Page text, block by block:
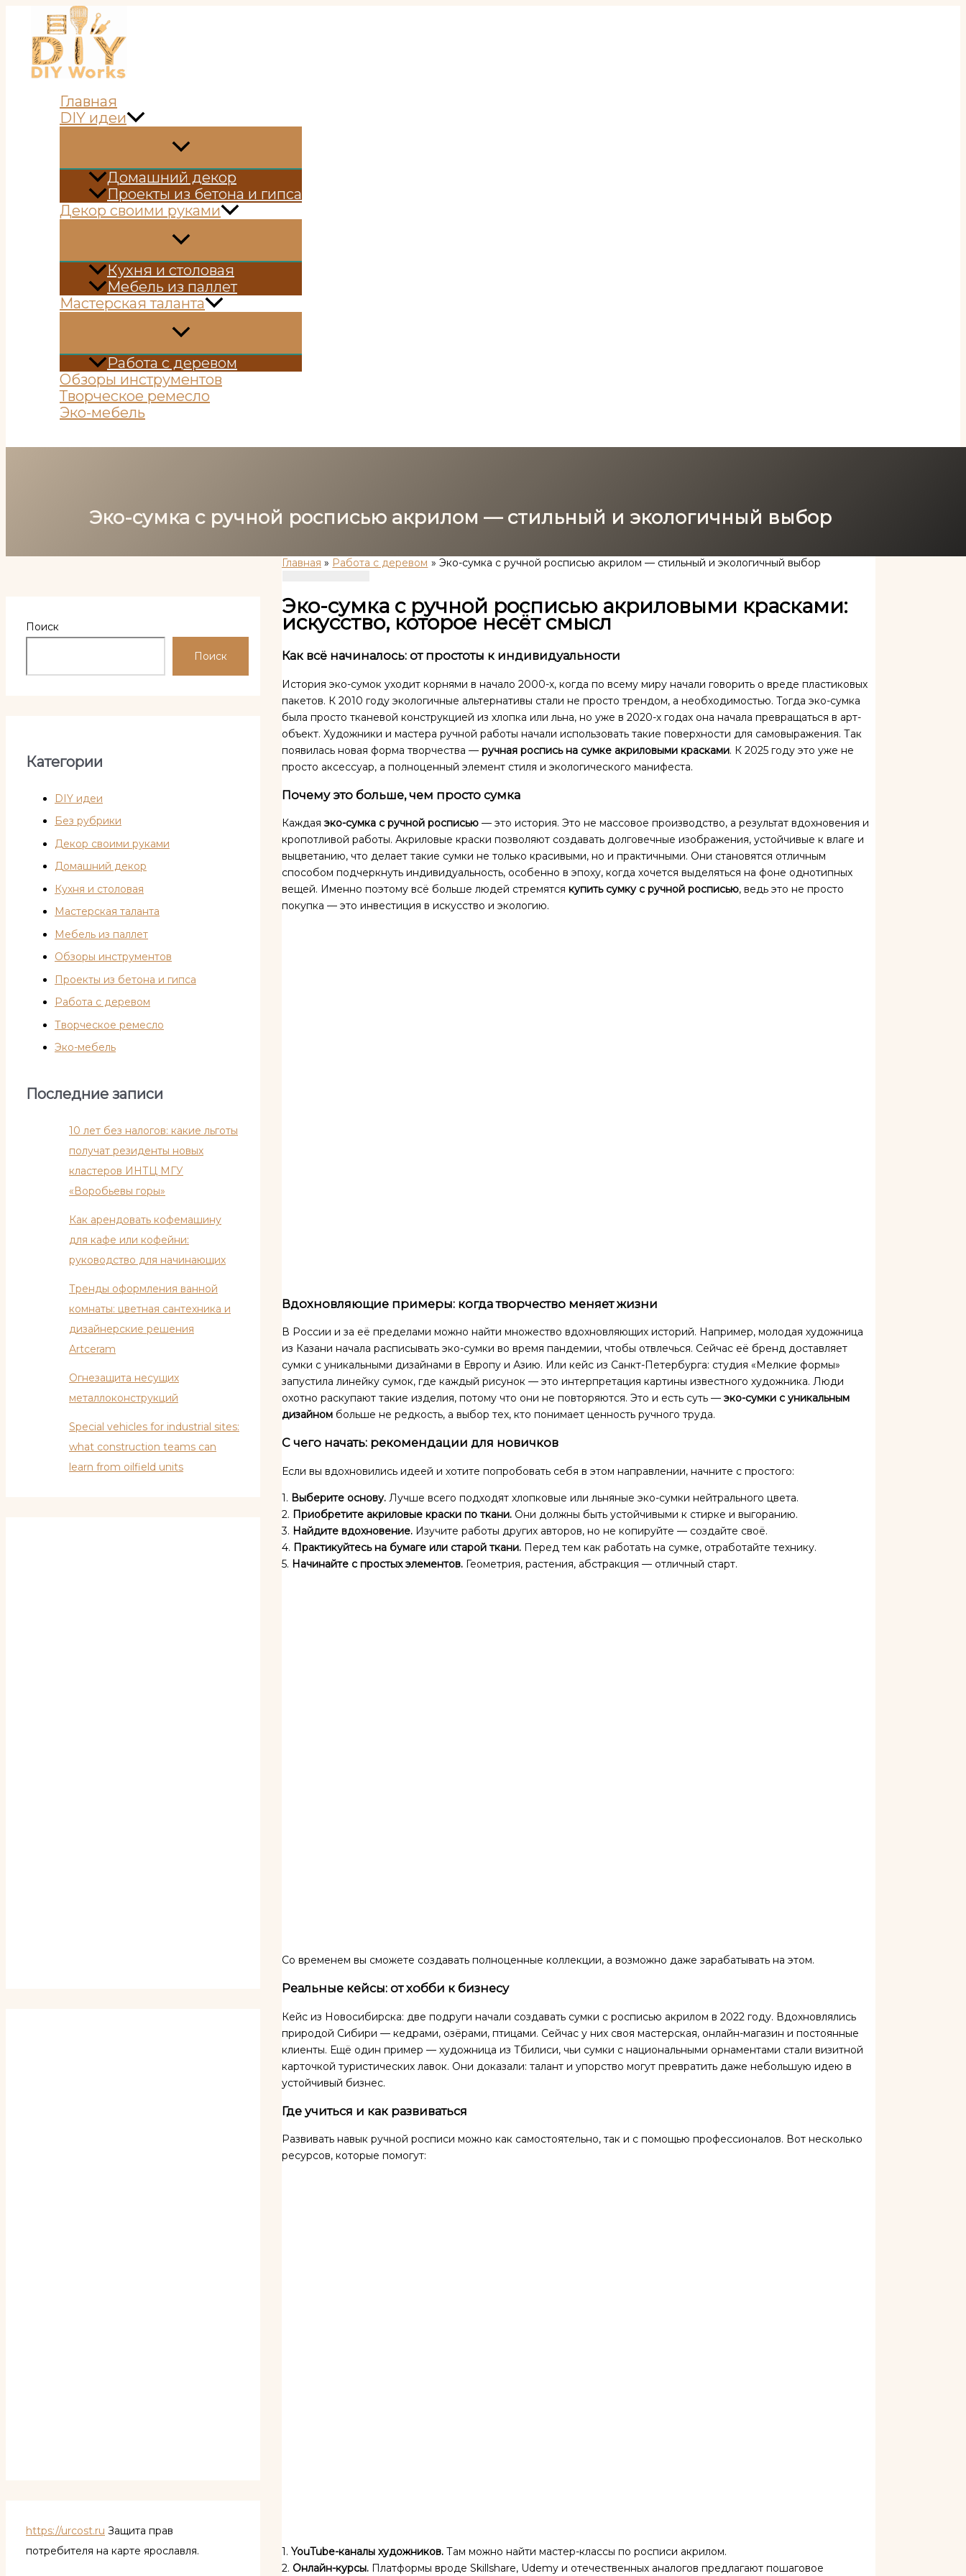
Перейти
содержимому
Главная
DIY идеи
Домашний декор
Проекты из бетона и гипса
Декор своими руками
Кухня и столовая
Мебель из паллет
Мастерская таланта
Работа с деревом
Обзоры инструментов
Творческое ремесло
Эко-мебель
Эко-сумка с ручной росписью акрилом — стильный и экологичный выбор
Поиск
Поиск
Категории
DIY идеи
Без рубрики
Декор своими руками
Домашний декор
Кухня и столовая
Мастерская таланта
Мебель из паллет
Обзоры инструментов
Проекты из бетона и гипса
Работа с деревом
Творческое ремесло
Эко-мебель
Последние записи
10 лет без налогов: какие льготы
получат резиденты новых
кластеров ИНТЦ МГУ
«Воробьевы горы»
Как арендовать кофемашину
для кафе или кофейни:
руководство для начинающих
Тренды оформления ванной
комнаты: цветная сантехника и
дизайнерские решения
Artceram
Огнезащита несущих
металлоконструкций
Special vehicles for industrial sites:
what construction teams can
learn from oilfield units
https://urcost.ru Защита прав
потребителя на карте ярославля.
Главная Работа с деревом Эко-сумка с ручной росписью акрилом — стильный и экологичный выбор
Эко-сумка с ручной росписью акриловыми красками:
искусство, которое несёт смысл
Как всё начиналось: от простоты к индивидуальности
История эко-сумок уходит корнями в начало 2000-х, когда по всему миру начали говорить о вреде пластиковых
пакетов. К 2010 году экологичные альтернативы стали не просто трендом, а необходимостью. Тогда эко-сумка
была просто тканевой конструкцией из хлопка или льна, но уже в 2020-х годах она начала превращаться в арт-
объект. Художники и мастера ручной работы начали использовать такие поверхности для самовыражения. Так
появилась новая форма творчества — ручная роспись на сумке акриловыми красками. К 2025 году это уже не
просто аксессуар, а полноценный элемент стиля и экологического манифеста.
Почему это больше, чем просто сумка
Каждая эко-сумка с ручной росписью — это история. Это не массовое производство, а результат вдохновения и
кропотливой работы. Акриловые краски позволяют создавать долговечные изображения, устойчивые к влаге и
выцветанию, что делает такие сумки не только красивыми, но и практичными. Они становятся отличным
способом подчеркнуть индивидуальность, особенно в эпоху, когда хочется выделяться на фоне однотипных
вещей. Именно поэтому всё больше людей стремятся купить сумку с ручной росписью, ведь это не просто
покупка — это инвестиция в искусство и экологию.
Вдохновляющие примеры: когда творчество меняет жизни
В России и за её пределами можно найти множество вдохновляющих историй. Например, молодая художница
из Казани начала расписывать эко-сумки во время пандемии, чтобы отвлечься. Сейчас её бренд доставляет
сумки с уникальными дизайнами в Европу и Азию. Или кейс из Санкт-Петербурга: студия «Мелкие формы»
запустила линейку сумок, где каждый рисунок — это интерпретация картины известного художника. Люди
охотно раскупают такие изделия, потому что они не повторяются. Это и есть суть — эко-сумки с уникальным
дизайном больше не редкость, а выбор тех, кто понимает ценность ручного труда.
С чего начать: рекомендации для новичков
Если вы вдохновились идеей и хотите попробовать себя в этом направлении, начните с простого:
1. Выберите основу. Лучше всего подходят хлопковые или льняные эко-сумки нейтрального цвета.
2. Приобретите акриловые краски по ткани. Они должны быть устойчивыми к стирке и выгоранию.
3. Найдите вдохновение. Изучите работы других авторов, но не копируйте — создайте своё.
4. Практикуйтесь на бумаге или старой ткани. Перед тем как работать на сумке, отработайте технику.
5. Начинайте с простых элементов. Геометрия, растения, абстракция — отличный старт.
Со временем вы сможете создавать полноценные коллекции, а возможно даже зарабатывать на этом.
Реальные кейсы: от хобби к бизнесу
Кейс из Новосибирска: две подруги начали создавать сумки с росписью акрилом в 2022 году. Вдохновлялись
природой Сибири — кедрами, озёрами, птицами. Сейчас у них своя мастерская, онлайн-магазин и постоянные
клиенты. Ещё один пример — художница из Тбилиси, чьи сумки с национальными орнаментами стали визитной
карточкой туристических лавок. Они доказали: талант и упорство могут превратить даже небольшую идею в
устойчивый бизнес.
Где учиться и как развиваться
Развивать навык ручной росписи можно как самостоятельно, так и с помощью профессионалов. Вот несколько
ресурсов, которые помогут:
1. YouTube-каналы художников. Там можно найти мастер-классы по росписи акрилом.
2. Онлайн-курсы. Платформы вроде Skillshare, Udemy и отечественных аналогов предлагают пошаговое